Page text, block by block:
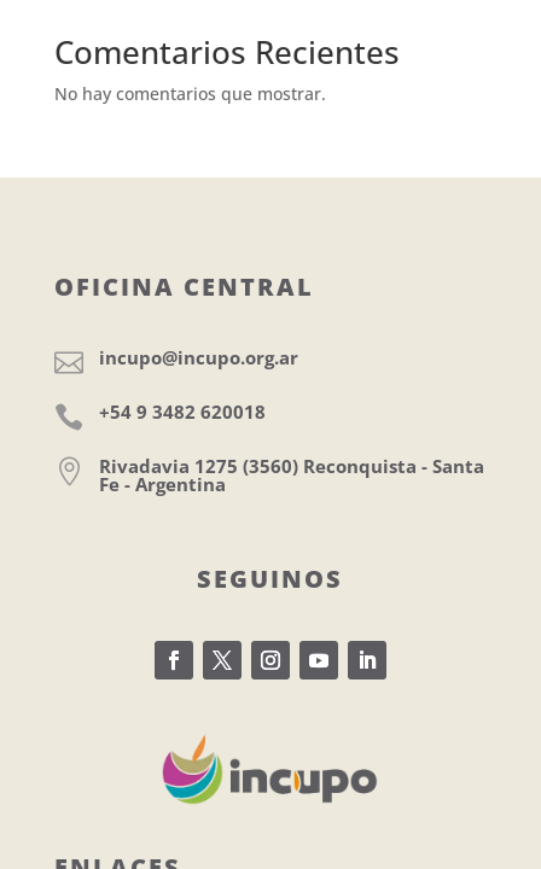
Comentarios Recientes
No hay comentarios que mostrar.
OFICINA CENTRAL
 incupo@incupo.org.ar
 +54 9 3482 620018
 Rivadavia 1275 (3560) Reconquista - Santa
Fe - Argentina
SEGUINOS